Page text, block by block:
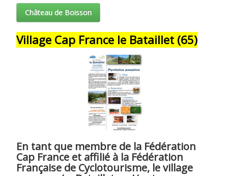
Château de Boisson
Village Cap France le Bataillet (65)
En tant que membre de la Fédération
Cap France et affilié à la Fédération
Française de Cyclotourisme, le village